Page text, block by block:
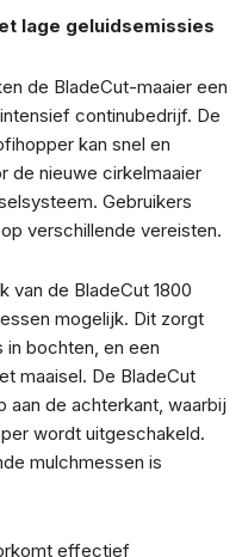
lage geluidsemissies
de BladeCut-maaier een
continubedrijf. De
kan snel en
de nieuwe cirkelmaaier
Gebruikers
verschillende vereisten.
van de BladeCut 1800
mogelijk. Dit zorgt
bochten, en een
maaisel. De BladeCut
de achterkant, waarbij
wordt uitgeschakeld.
mulchmessen is
effectief